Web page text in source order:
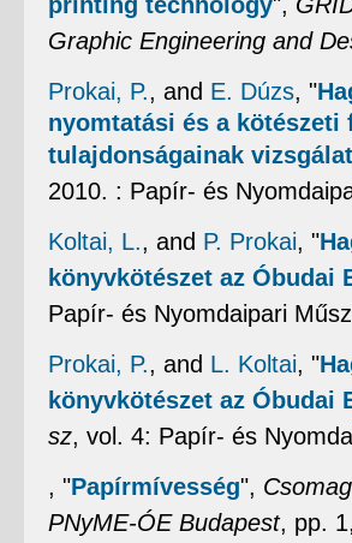
Graphic Engineering and
Prokai, P., and E. Dúzs, "
nyomtatási és a
tulajdonságainak
2010. : Papír- és
Koltai, L., and P. Prokai, "
könyvkötészet az Óbudai
Papír- és Nyomdaipari
Prokai, P., and L. Koltai, "
könyvkötészet az Óbudai
sz, vol. 4: Papír- és
, "Papírmívesség",
PNyME-ÓE Budapest, pp.